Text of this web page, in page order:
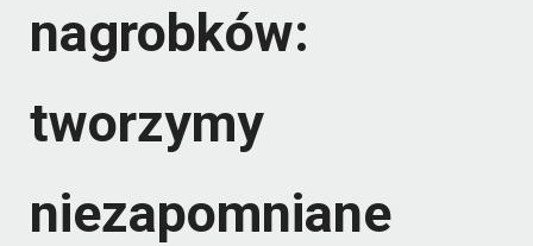
nagrobków:
tworzymy
niezapomniane